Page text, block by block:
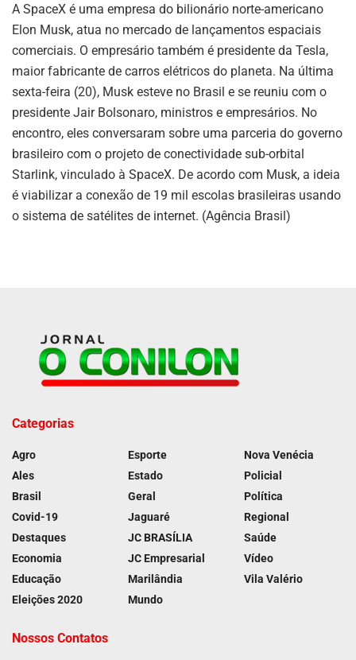
A SpaceX é uma empresa do bilionário norte-americano
Elon Musk, atua no mercado de lançamentos espaciais
comerciais. O empresário também é presidente da Tesla,
maior fabricante de carros elétricos do planeta. Na última
sexta-feira (20), Musk esteve no Brasil e se reuniu com o
presidente Jair Bolsonaro, ministros e empresários. No
encontro, eles conversaram sobre uma parceria do governo
brasileiro com o projeto de conectividade sub-orbital
Starlink, vinculado à SpaceX. De acordo com Musk, a ideia
é viabilizar a conexão de 19 mil escolas brasileiras usando
o sistema de satélites de internet. (Agência Brasil)
Categorias
Agro
Ales
Brasil
Covid-19
Destaques
Economia
Educação
Eleições 2020
Esporte
Estado
Geral
Jaguaré
JC BRASÍLIA
JC Empresarial
Marilândia
Mundo
Nova Venécia
Policial
Política
Regional
Saúde
Vídeo
Vila Valério
Nossos Contatos